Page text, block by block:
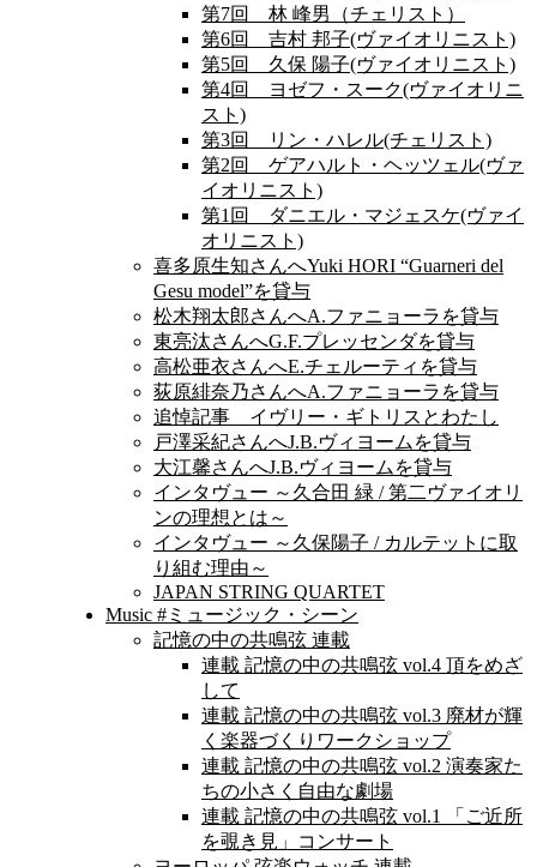
第7回 林 峰男（チェリスト）
第6回 吉村 邦子(ヴァイオリニスト)
第5回 久保 陽子(ヴァイオリニスト)
第4回 ヨゼフ・スーク(ヴァイオリニ
スト)
第3回 リン・ハレル(チェリスト)
第2回 ゲアハルト・ヘッツェル(ヴァ
イオリニスト)
第1回 ダニエル・マジェスケ(ヴァイ
オリニスト)
喜多原生知さんへYuki HORI “Guarneri del
Gesu model”を貸与
松木翔太郎さんへA.ファニョーラを貸与
東亮汰さんへG.F.プレッセンダを貸与
高松亜衣さんへE.チェルーティを貸与
荻原緋奈乃さんへA.ファニョーラを貸与
追悼記事 イヴリー・ギトリスとわたし
戸澤采紀さんへJ.B.ヴィヨームを貸与
大江馨さんへJ.B.ヴィヨームを貸与
インタヴュー ～久合田 緑 / 第二ヴァイオリ
ンの理想とは～
インタヴュー ～久保陽子 / カルテットに取
り組む理由～
JAPAN STRING QUARTET
Music #ミュージック・シーン
記憶の中の共鳴弦 連載
連載 記憶の中の共鳴弦 vol.4 頂をめざ
して
連載 記憶の中の共鳴弦 vol.3 廃材が輝
く楽器づくりワークショップ
連載 記憶の中の共鳴弦 vol.2 演奏家た
ちの小さく自由な劇場
連載 記憶の中の共鳴弦 vol.1 「ご近所
を覗き見」コンサート